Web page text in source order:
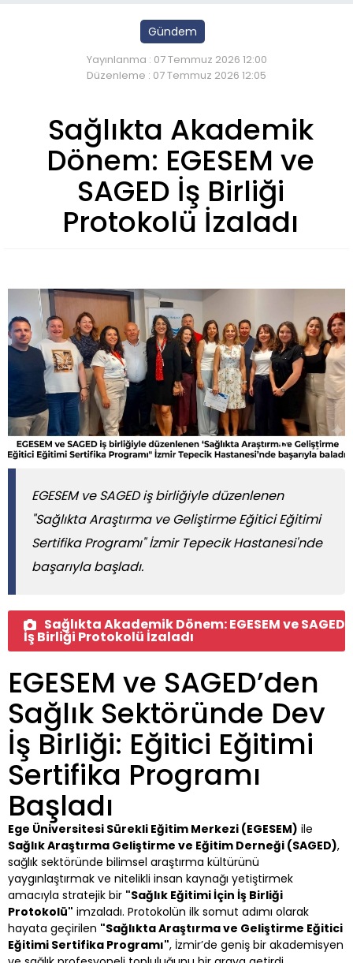
Gündem
Yayınlanma : 07 Temmuz 2026 12:00
Düzenleme : 07 Temmuz 2026 12:05
Sağlıkta Akademik
Dönem: EGESEM ve
SAGED İş Birliği
Protokolü İzaladı
EGESEM ve SAGED iş birliğiyle düzenlenen
"Sağlıkta Araştırma ve Geliştirme Eğitici Eğitimi
Sertifika Programı" İzmir Tepecik Hastanesi'nde
başarıyla başladı.
Sağlıkta Akademik Dönem: EGESEM ve SAGED
İş Birliği Protokolü İzaladı
EGESEM ve SAGED’den
Sağlık Sektöründe Dev
İş Birliği: Eğitici Eğitimi
Sertifika Programı
Başladı
Ege Üniversitesi Sürekli Eğitim Merkezi (EGESEM) ile
Sağlık Araştırma Geliştirme ve Eğitim Derneği (SAGED),
sağlık sektöründe bilimsel araştırma kültürünü
yaygınlaştırmak ve nitelikli insan kaynağı yetiştirmek
amacıyla stratejik bir "Sağlık Eğitimi İçin İş Birliği
Protokolü" imzaladı. Protokolün ilk somut adımı olarak
hayata geçirilen "Sağlıkta Araştırma ve Geliştirme Eğitici
Eğitimi Sertifika Programı", İzmir’de geniş bir akademisyen